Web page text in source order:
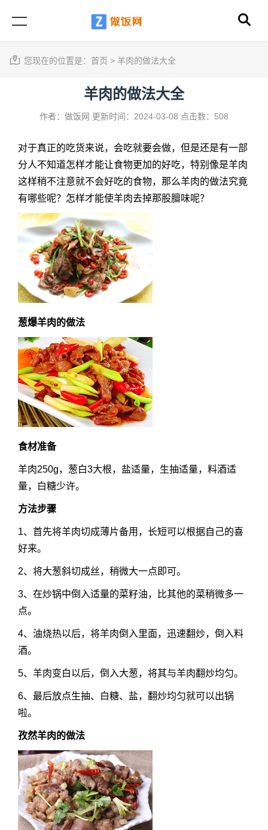
您现在的位置是： 首页 > 羊肉的做法大全
羊肉的做法大全
作者：做饭网 更新时间：2024-03-08 点击数：508
对于真正的吃货来说，会吃就要会做，但是还是有一部
分人不知道怎样才能让食物更加的好吃，特别像是羊肉
这样稍不注意就不会好吃的食物，那么羊肉的做法究竟
有哪些呢？怎样才能使羊肉去掉那股膻味呢？
葱爆羊肉的做法
食材准备
羊肉250g，葱白3大根，盐适量，生抽适量，料酒适
量，白糖少许。
方法步骤
1、首先将羊肉切成薄片备用，长短可以根据自己的喜
好来。
2、将大葱斜切成丝，稍微大一点即可。
3、在炒锅中倒入适量的菜籽油，比其他的菜稍微多一
点。
4、油烧热以后，将羊肉倒入里面，迅速翻炒，倒入料
酒。
5、羊肉变白以后，倒入大葱，将其与羊肉翻炒均匀。
6、最后放点生抽、白糖、盐，翻炒均匀就可以出锅
啦。
孜然羊肉的做法